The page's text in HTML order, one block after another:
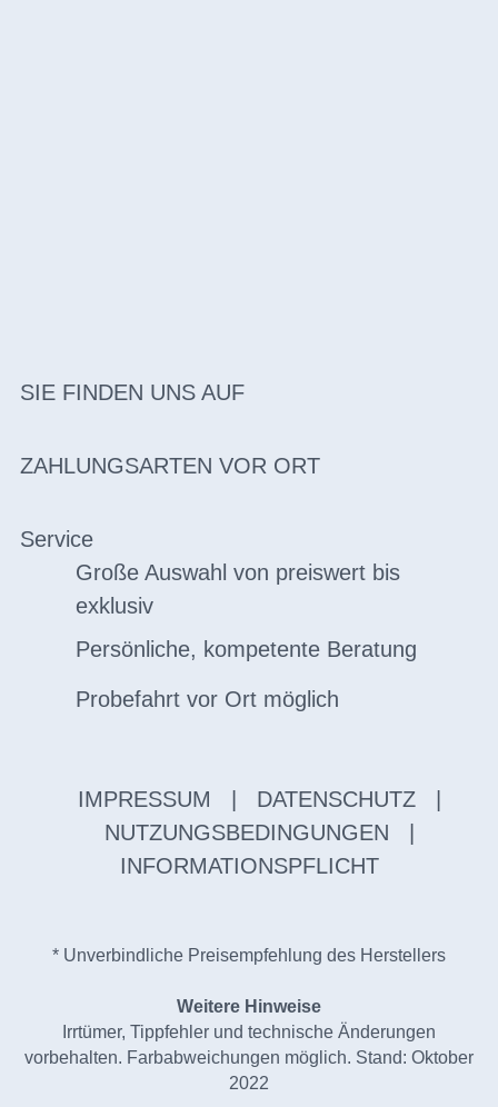
SIE FINDEN UNS AUF
ZAHLUNGSARTEN VOR ORT
Service
Große Auswahl von preiswert bis
exklusiv
Persönliche, kompetente Beratung
Probefahrt vor Ort möglich
IMPRESSUM DATENSCHUTZ
NUTZUNGSBEDINGUNGEN
INFORMATIONSPFLICHT
* Unverbindliche Preisempfehlung des Herstellers
Weitere Hinweise
Irrtümer, Tippfehler und technische Änderungen
vorbehalten. Farbabweichungen möglich. Stand: Oktober
2022